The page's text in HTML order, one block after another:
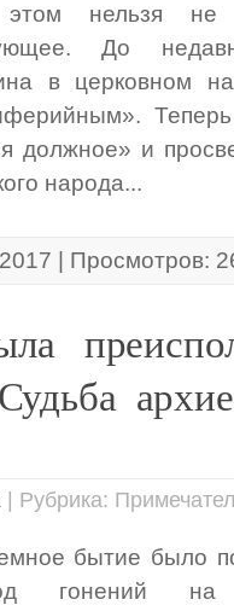
нельзя не
До
в церковном
должное» и
народа...
| Просмотров:
Рубрика:
бытие было
гонений на